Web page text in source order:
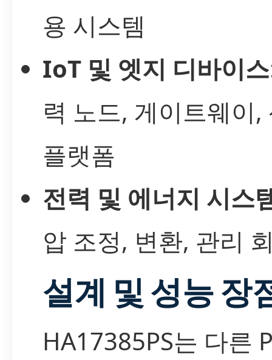
용 시스템
IoT 및 엣지 디바이스
력 노드, 게이트웨이,
플랫폼
전력 및 에너지 시스
압 조정, 변환, 관리
설계 및 성능 장
HA17385PS는 다른